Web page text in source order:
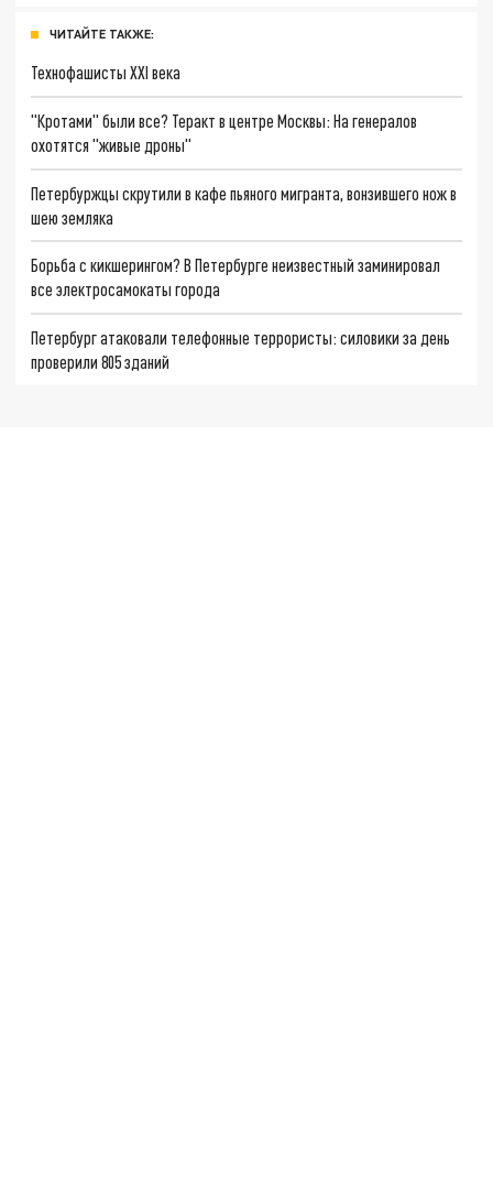
ЧИТАЙТЕ ТАКЖЕ:
Технофашисты XXI века
"Кротами" были все? Теракт в центре Москвы: На генералов
охотятся "живые дроны"
Петербуржцы скрутили в кафе пьяного мигранта, вонзившего нож в
шею земляка
Борьба с кикшерингом? В Петербурге неизвестный заминировал
все электросамокаты города
Петербург атаковали телефонные террористы: силовики за день
проверили 805 зданий